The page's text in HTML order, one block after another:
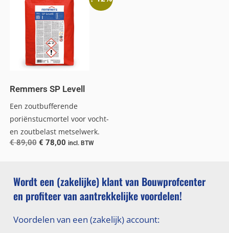
Remmers SP Levell
Een zoutbufferende
poriënstucmortel voor vocht-
en zoutbelast metselwerk.
€89,00 € 78,00 incl. BTW
Wordt een (zakelijke) klant van Bouwprofcenter
en profiteer van aantrekkelijke voordelen!
Voordelen van een (zakelijk) account: